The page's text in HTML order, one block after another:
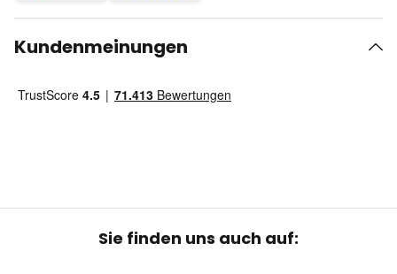
Kundenmeinungen
Sie finden uns auch auf: